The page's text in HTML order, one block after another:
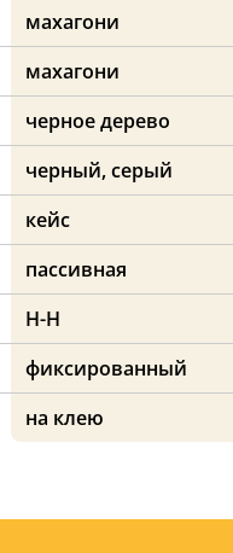
махагони
махагони
черное дерево
черный, серый
кейс
пассивная
H-H
фиксированный
на клею